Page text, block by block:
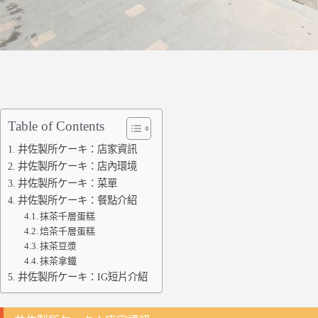
Table of Contents
井佐製所ケーキ：店家資訊
井佐製所ケーキ：店內環境
井佐製所ケーキ：菜單
井佐製所ケーキ：餐點介紹
抹茶千層蛋糕
焙茶千層蛋糕
抹茶豆漿
抹茶拿鐵
井佐製所ケーキ：IG短片介紹